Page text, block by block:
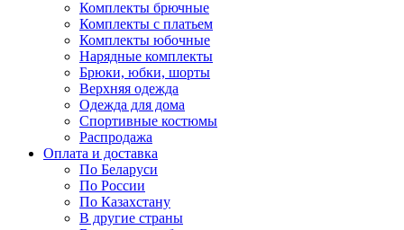
Комплекты брючные
Комплекты с платьем
Комплекты юбочные
Нарядные комплекты
Брюки, юбки, шорты
Верхняя одежда
Одежда для дома
Спортивные костюмы
Распродажа
Оплата и доставка
По Беларуси
По России
По Казахстану
В другие страны